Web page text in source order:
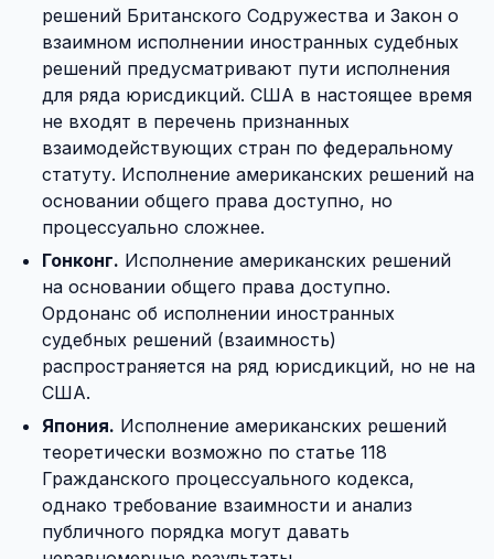
решений Британского Содружества и Закон о
взаимном исполнении иностранных судебных
решений предусматривают пути исполнения
для ряда юрисдикций. США в настоящее время
не входят в перечень признанных
взаимодействующих стран по федеральному
статуту. Исполнение американских решений на
основании общего права доступно, но
процессуально сложнее.
Гонконг. Исполнение американских решений
на основании общего права доступно.
Ордонанс об исполнении иностранных
судебных решений (взаимность)
распространяется на ряд юрисдикций, но не на
США.
Япония. Исполнение американских решений
теоретически возможно по статье 118
Гражданского процессуального кодекса,
однако требование взаимности и анализ
публичного порядка могут давать